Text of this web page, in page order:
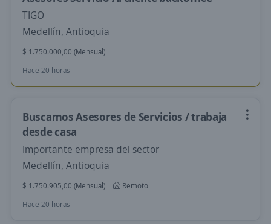
TIGO
Medellín, Antioquia
$ 1.750.000,00 (Mensual)
Hace 20 horas
Buscamos Asesores de Servicios / trabaja
desde casa
Importante empresa del sector
Medellín, Antioquia
$ 1.750.905,00 (Mensual)
Remoto
Hace 20 horas